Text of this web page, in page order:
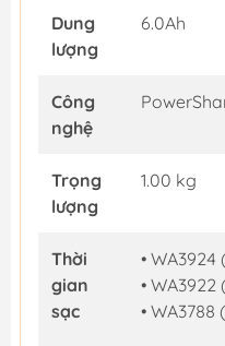
Dung
lượng
6.0Ah
Công
nghệ
Trọng
lượng
1.00 kg
Thời
gian
sạc
• WA3924
• WA3922
• WA3788